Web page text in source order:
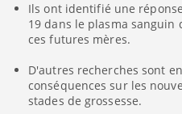
Ils ont identifié une
19 dans le plasma
ces futures mères.
D'autres recherches sont
conséquences sur les
stades de grossesse.